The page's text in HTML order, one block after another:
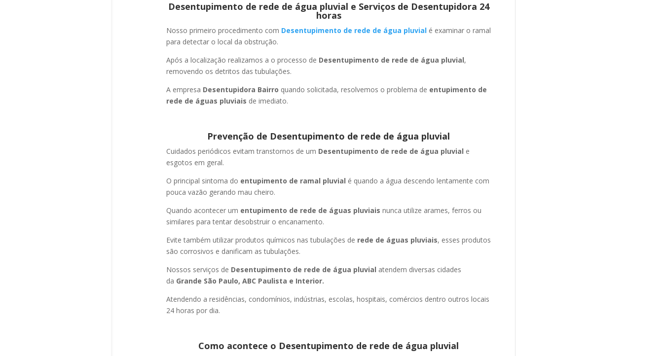
Desentupimento de rede de água pluvial e Serviços de Desentupidora 24
horas
Nosso primeiro procedimento com Desentupimento de rede de água pluvialé examinar o ramal
para detectar o local da obstrução.
Após a localização realizamos a o processo de Desentupimento de rede de água pluvial,
removendo os detritos das tubulações.
A empresa Desentupidora Bairro quando solicitada, resolvemos o problema de entupimento de
rede de águas pluviais de imediato.
Prevenção de Desentupimento de rede de água pluvial
Cuidados periódicos evitam transtornos de um Desentupimento de rede de água pluvial e
esgotos em geral.
O principal sintoma do entupimento de ramal pluvial é quando a água descendo lentamente com
pouca vazão gerando mau cheiro.
Quando acontecer um entupimento de rede de águas pluviais nunca utilize arames, ferros ou
similares para tentar desobstruir o encanamento.
Evite também utilizar produtos químicos nas tubulações de rede de águas pluviais, esses produtos
são corrosivos e danificam as tubulações.
Nossos serviços de Desentupimento de rede de água pluvial atendem diversas cidades
da Grande São Paulo, ABC Paulista e Interior.
Atendendo a residências, condomínios, indústrias, escolas, hospitais, comércios dentro outros locais
24 horas por dia.
Como acontece o Desentupimento de rede de água pluvial